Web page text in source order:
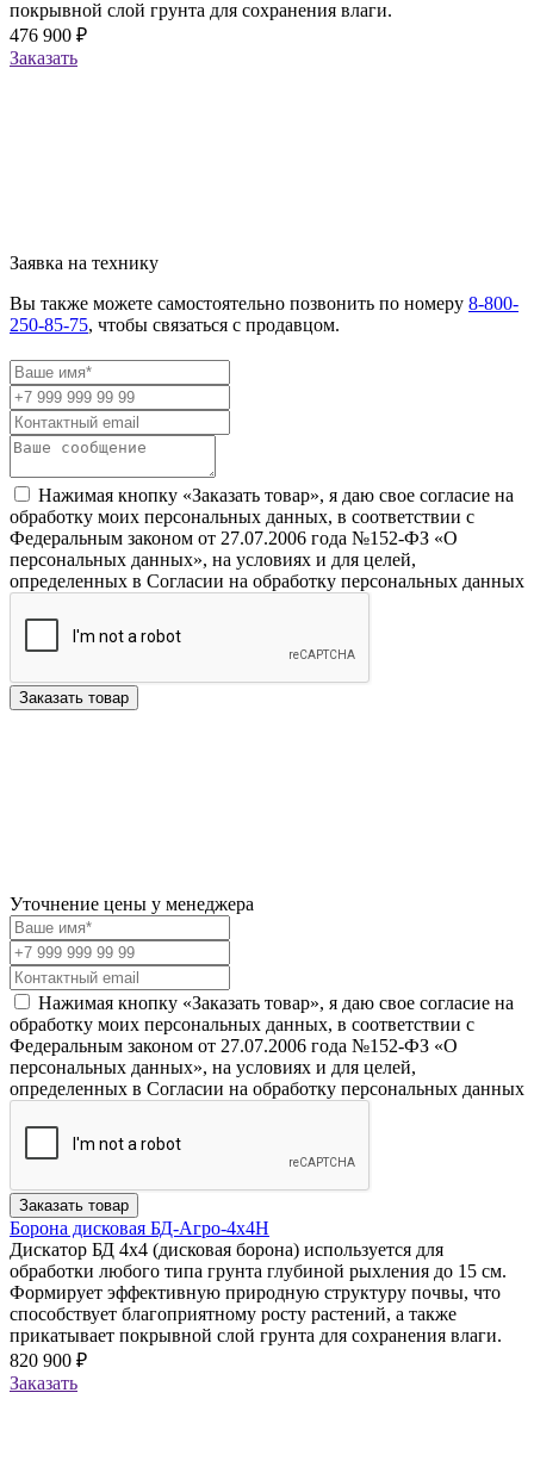
покрывной слой грунта для сохранения влаги.
476 900 ₽
Заказать
Заявка на технику
Вы также можете самостоятельно позвонить по номеру 8-800-
250-85-75, чтобы связаться с продавцом.
Нажимая кнопку «Заказать товар», я даю свое согласие на
обработку моих персональных данных, в соответствии с
Федеральным законом от 27.07.2006 года №152-ФЗ «О
персональных данных», на условиях и для целей,
определенных в Согласии на обработку персональных данных
Заказать товар
Уточнение цены у менеджера
Нажимая кнопку «Заказать товар», я даю свое согласие на
обработку моих персональных данных, в соответствии с
Федеральным законом от 27.07.2006 года №152-ФЗ «О
персональных данных», на условиях и для целей,
определенных в Согласии на обработку персональных данных
Заказать товар
Борона дисковая БД-Агро-4х4Н
Дискатор БД 4х4 (дисковая борона) используется для
обработки любого типа грунта глубиной рыхления до 15 см.
Формирует эффективную природную структуру почвы, что
способствует благоприятному росту растений, а также
прикатывает покрывной слой грунта для сохранения влаги.
820 900 ₽
Заказать